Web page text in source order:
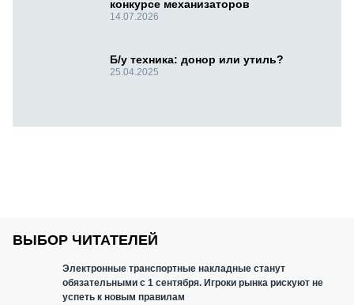
конкурсе механизаторов
14.07.2026
Б/у техника: донор или утиль?
25.04.2025
ВЫБОР ЧИТАТЕЛЕЙ
Электронные транспортные накладные станут
обязательными с 1 сентября. Игроки рынка рискуют не
успеть к новым правилам